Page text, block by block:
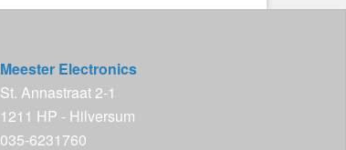
Meester Electronics
St. Annastraat 2-1
1211 HP - Hilversum
035-6231760